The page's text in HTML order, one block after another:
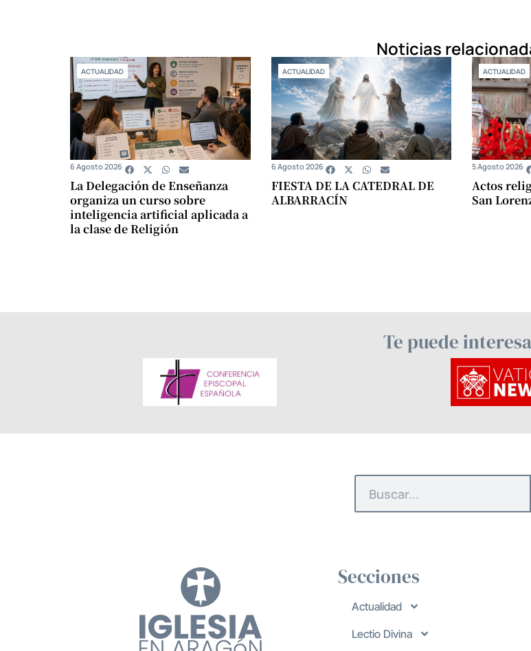
Noticias
ACTUALIDAD
La Delegación de Enseñanza
organiza un curso sobre
inteligencia artificial aplicada a
la clase de Religión
6 Agosto 2026
ACTUALIDAD
FIESTA DE LA CATEDRAL DE
ALBARRACÍN
6 Agosto 2026
ACTUALIDAD
Actos
San
5 Agosto 2026
Te puede
Secciones
Actualidad
Lectio Divina